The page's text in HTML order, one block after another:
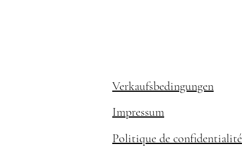
Verkaufsbedingungen
Impressum
Politique de confidentialité